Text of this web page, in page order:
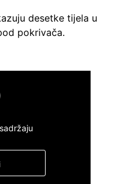
desetke tijela u
pokrivača.